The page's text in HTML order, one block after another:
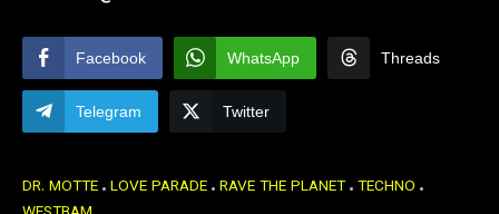
Facebook WhatsApp Threads
Telegram Twitter
DR. MOTTE LOVE PARADE RAVE THE PLANET TECHNO